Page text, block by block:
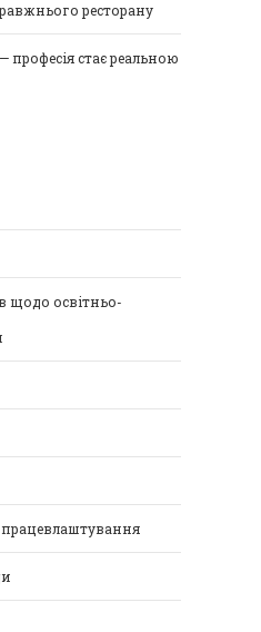
ресторану
стає реальною
щодо освітньо-
працевлаштування